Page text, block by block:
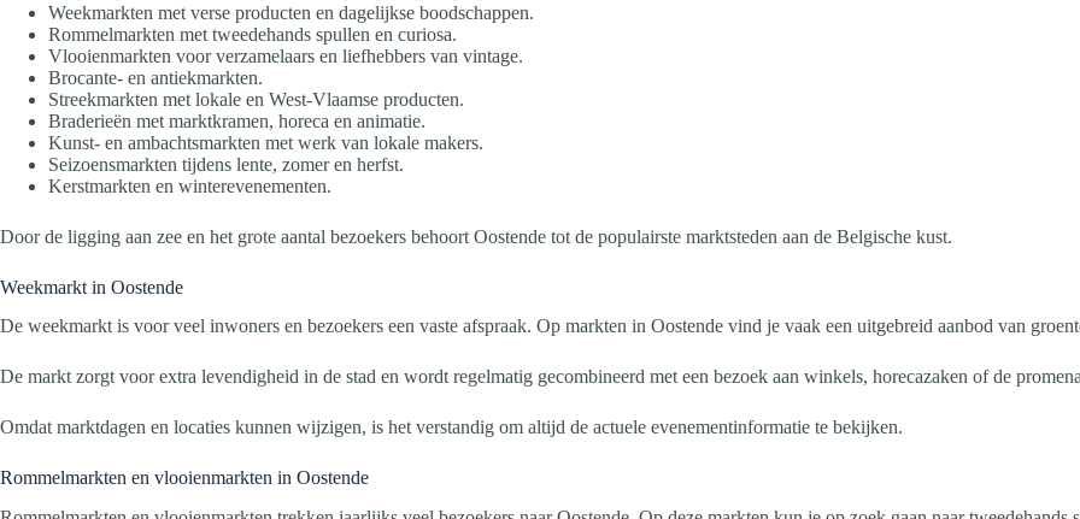
Weekmarkten met verse producten en dagelijkse boodschappen.
Rommelmarkten met tweedehands spullen en curiosa.
Vlooienmarkten voor verzamelaars en liefhebbers van vintage.
Brocante- en antiekmarkten.
Streekmarkten met lokale en West-Vlaamse producten.
Braderieën met marktkramen, horeca en animatie.
Kunst- en ambachtsmarkten met werk van lokale makers.
Seizoensmarkten tijdens lente, zomer en herfst.
Kerstmarkten en winterevenementen.
Door de ligging aan zee en het grote aantal bezoekers behoort Oostende tot de populairste marktsteden aan de Belgische kust.
Weekmarkt in Oostende
De weekmarkt is voor veel inwoners en bezoekers een vaste afspraak. Op markten in Oostende vind je vaak een uitgebreid aanbod van
De markt zorgt voor extra levendigheid in de stad en wordt regelmatig gecombineerd met een bezoek aan winkels, horecazaken of de
Omdat marktdagen en locaties kunnen wijzigen, is het verstandig om altijd de actuele evenementinformatie te bekijken.
Rommelmarkten en vlooienmarkten in Oostende